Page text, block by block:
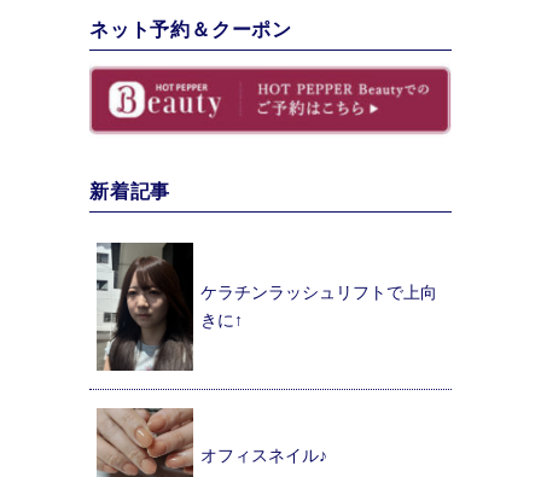
ネット予約＆クーポン
新着記事
ケラチンラッシュリフトで上向
きに↑
オフィスネイル♪